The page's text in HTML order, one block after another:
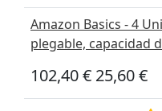
Amazon Basics - 4
plegable, capacidad
102,40 € 25,60 €